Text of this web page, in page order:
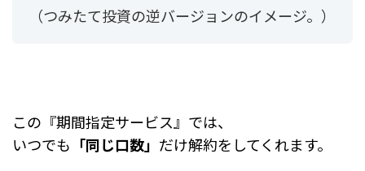
（つみたて投資の逆バージョンのイメージ。）
この『期間指定サービス』では、
いつでも 「同じ口数」 だけ解約をしてくれます。